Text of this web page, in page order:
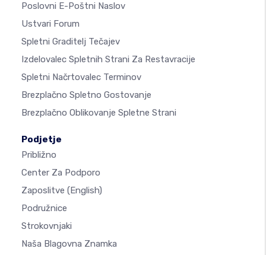
Poslovni E-Poštni Naslov
Ustvari Forum
Spletni Graditelj Tečajev
Izdelovalec Spletnih Strani Za Restavracije
Spletni Načrtovalec Terminov
Brezplačno Spletno Gostovanje
Brezplačno Oblikovanje Spletne Strani
Podjetje
Približno
Center Za Podporo
Zaposlitve (English)
Podružnice
Strokovnjaki
Naša Blagovna Znamka